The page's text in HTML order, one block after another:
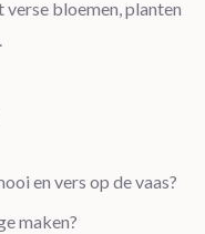
bloemen, planten
en vers op de vaas?
maken?